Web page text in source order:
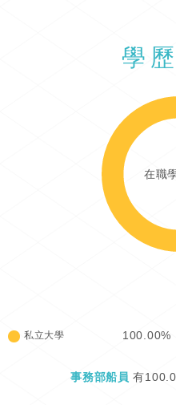
學
在職
私立大學 100.00%
事務部船員 有